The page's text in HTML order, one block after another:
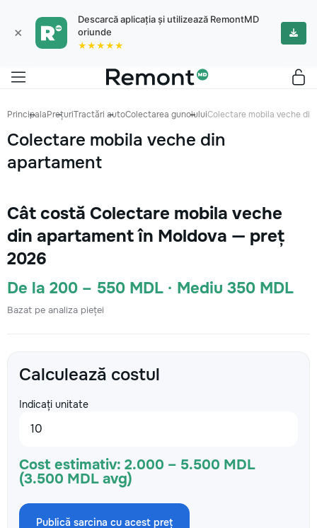
×
Descarcă aplicația și utilizează RemontMD
oriunde
★★★★★
PrincipalaPrețuriTractări autoColectarea gunoiuluiColectare mobila veche
Colectare mobila veche din
apartament
Cât costă Colectare mobila veche
din apartament în Moldova — preț
2026
De la 200 – 550 MDL · Mediu 350 MDL
Bazat pe analiza pieței
Calculează costul
Indicați unitate
Cost estimativ: 2.000 – 5.500 MDL
(3.500 MDL avg)
Publică sarcina cu acest preț